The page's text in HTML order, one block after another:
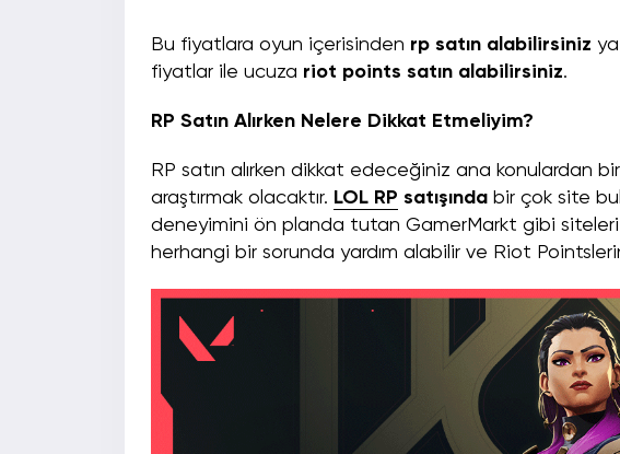
Bu fiyatlara oyun içerisinden rp satın alabilirsiniz
fiyatlar ile ucuza riot points satın alabilirsiniz.
RP Satın Alırken Nelere Dikkat Etmeliyim?
RP satın alırken dikkat edeceğiniz ana konulardan
araştırmak olacaktır. LOL RP satışında bir çok site
deneyimini ön planda tutan GamerMarkt gibi
herhangi bir sorunda yardım alabilir ve Riot